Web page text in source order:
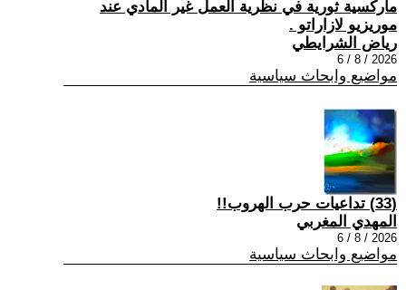
ماركسية ثورية في نظرية العمل غير المادي عند
موريزيو لازاراتو .
رياض الشرايطي
2026 / 8 / 6
مواضيع وابحاث سياسية
(33) تداعيات حرب الهروب!!
المهدي المغربي
2026 / 8 / 6
مواضيع وابحاث سياسية